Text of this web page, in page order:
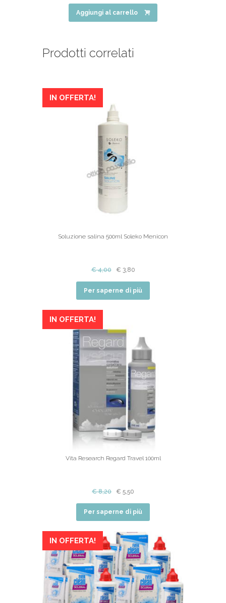
Aggiungi al carrello
Prodotti correlati
IN OFFERTA!
Soluzione salina 500ml Soleko Menicon
€4,00 € 3,80
Per saperne di più
IN OFFERTA!
Vita Research Regard Travel 100ml
€8,20 € 5,50
Per saperne di più
IN OFFERTA!